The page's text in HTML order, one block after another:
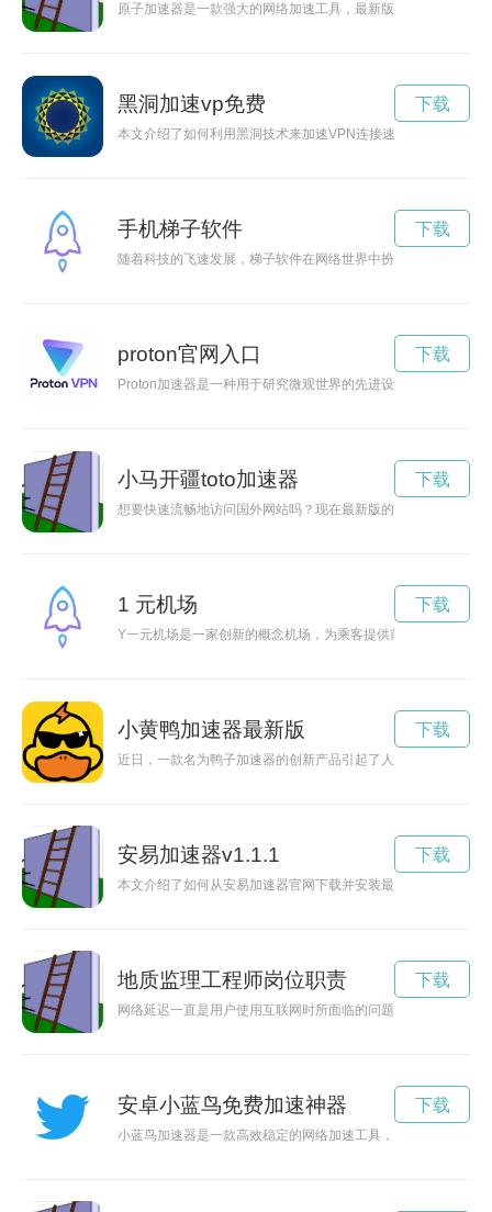
原子加速器是一款强大的网络加速工具，最新版本3.2已经推出
黑洞加速vp免费
本文介绍了如何利用黑洞技术来加速VPN连接速度，实现更快
下载
手机梯子软件
随着科技的飞速发展，梯子软件在网络世界中扮演着越来越重
下载
proton官网入口
Proton加速器是一种用于研究微观世界的先进设备，通过加速
下载
小马开疆toto加速器
想要快速流畅地访问国外网站吗？现在最新版的toto加速器已经
下载
1 元机场
Y一元机场是一家创新的概念机场，为乘客提供前所未有的低
下载
小黄鸭加速器最新版
近日，一款名为鸭子加速器的创新产品引起了人们的广泛关注
下载
安易加速器v1.1.1
本文介绍了如何从安易加速器官网下载并安装最新版本2.23的
下载
地质监理工程师岗位职责
网络延迟一直是用户使用互联网时所面临的问题之一，地址加
下载
安卓小蓝鸟免费加速神器
小蓝鸟加速器是一款高效稳定的网络加速工具，能够帮助用户
下载